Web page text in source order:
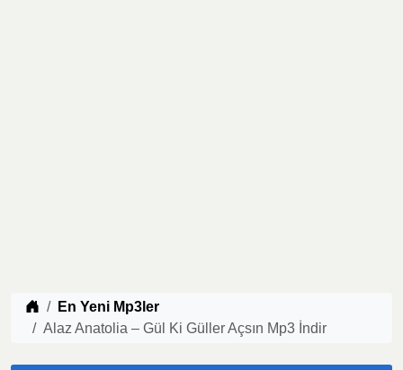
Müzik indir
En Yeni Mp3ler
Alaz Anatolia – Gül Ki Güller Açsın Mp3 İndir